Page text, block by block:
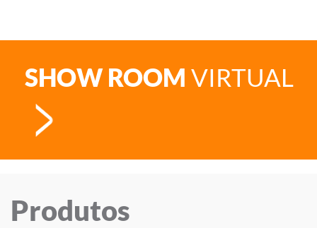
SHOW ROOM VIRTUAL
Produtos